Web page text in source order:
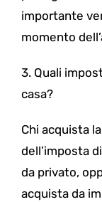
importante
momento
3. Quali
casa?
Chi acquista
dell’imposta
da privato,
acquista da